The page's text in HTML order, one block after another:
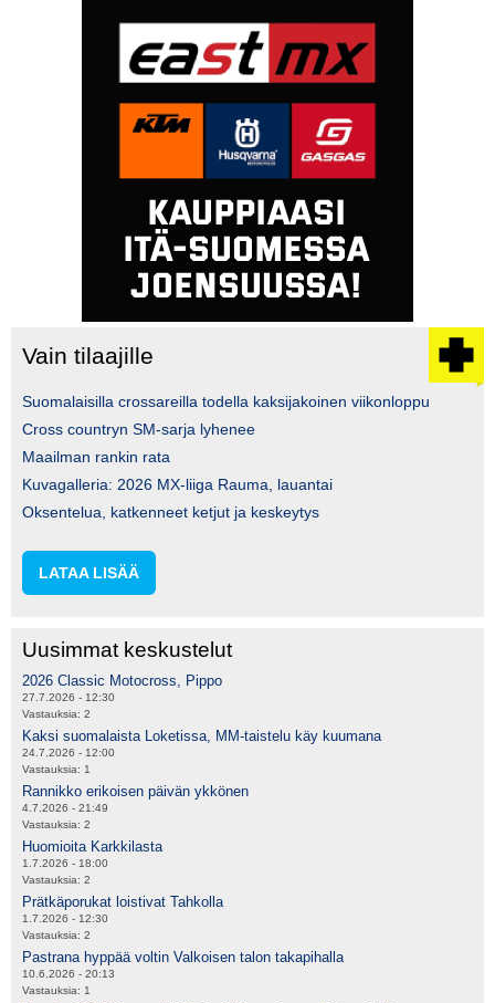
Vain tilaajille
Suomalaisilla crossareilla todella kaksijakoinen viikonloppu
Cross countryn SM-sarja lyhenee
Maailman rankin rata
Kuvagalleria: 2026 MX-liiga Rauma, lauantai
Oksentelua, katkenneet ketjut ja keskeytys
LATAA LISÄÄ
Uusimmat keskustelut
2026 Classic Motocross, Pippo
27.7.2026 - 12:30
Vastauksia: 2
Kaksi suomalaista Loketissa, MM-taistelu käy kuumana
24.7.2026 - 12:00
Vastauksia: 1
Rannikko erikoisen päivän ykkönen
4.7.2026 - 21:49
Vastauksia: 2
Huomioita Karkkilasta
1.7.2026 - 18:00
Vastauksia: 2
Prätkäporukat loistivat Tahkolla
1.7.2026 - 12:30
Vastauksia: 2
Pastrana hyppää voltin Valkoisen talon takapihalla
10.6.2026 - 20:13
Vastauksia: 1